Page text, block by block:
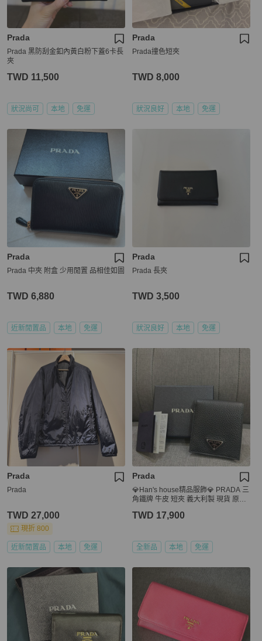
Prada
Prada 黑防刮金釦內黃白粉下蓋6卡長
夾
TWD 11,500
狀況尚可 本地 免運
Prada
Prada撞色短夾
TWD 8,000
狀況良好 本地 免運
Prada
Prada 中夾 附盒 少用閒置 品相佳如圖
TWD 6,880
近新閒置品 本地 免運
Prada
Prada 長夾
TWD 3,500
狀況良好 本地 免運
Prada
Prada
TWD 27,000
現折 800
近新閒置品 本地 免運
Prada
💎Han's house精品服飾💎 PRADA 三
角鐵牌 牛皮 短夾 義大利製 現貨 原價
TWD 17,900
全新品 本地 免運